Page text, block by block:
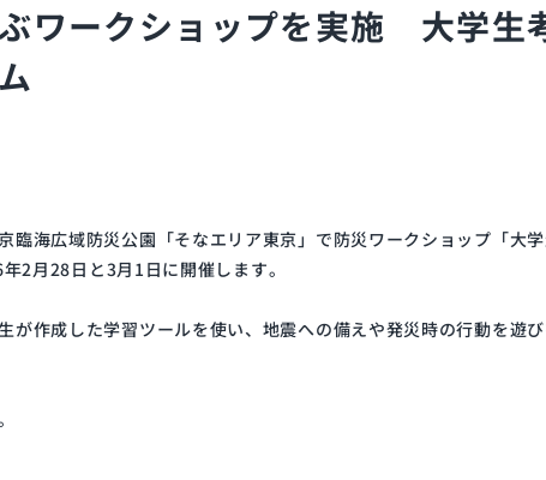
ワークショップを実施 大学生
臨海広域防災公園「そなエリア東京」で防災ワークショップ「大
2月28日と3月1日に開催します。
が作成した学習ツールを使い、地震への備えや発災時の行動を遊